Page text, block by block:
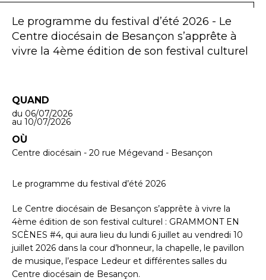
Le programme du festival d’été 2026 - Le
Centre diocésain de Besançon s’apprête à
vivre la 4ème édition de son festival culturel
QUAND
du 06/07/2026
au 10/07/2026
OÙ
Centre diocésain - 20 rue Mégevand - Besançon
Le programme du festival d’été 2026
Le Centre diocésain de Besançon s’apprête à vivre la
4ème édition de son festival culturel : GRAMMONT EN
SCÈNES #4, qui aura lieu du lundi 6 juillet au vendredi 10
juillet 2026 dans la cour d’honneur, la chapelle, le pavillon
de musique, l’espace Ledeur et différentes salles du
Centre diocésain de Besançon.